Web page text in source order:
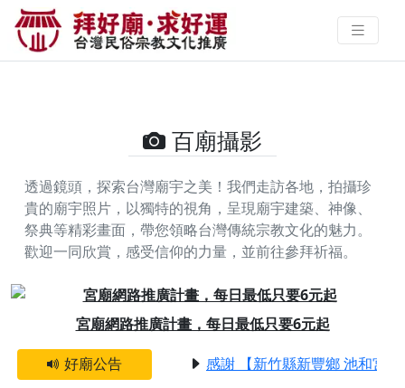
檳榔坑寶安宮的攝影照片 | 拜好廟
求好運 找到與您有緣的信仰
百廟攝影
透過鏡頭，探索台灣廟宇之美！我們走訪各地，拍攝珍
貴的廟宇照片，以獨特的視角，呈現廟宇建築、神像、
祭典等精彩畫面，帶您領略台灣傳統宗教文化的魅力。
歡迎一同欣賞，感受信仰的力量，並前往參拜祈福。
宮廟網路推廣計畫，每日最低只要6元起
Previous
好廟公告 感謝 【新竹縣新豐鄉 池和宮】